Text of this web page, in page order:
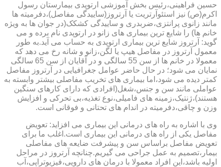
حسین فراهینی،رئیس بخش آموزشی ارتوپدی بیمارستان رسول
اکرم(ص) نیز استئوآرتریت یا آرتروز(ساییدگی مفاصل)،دفرمیته ها
مانند زانوی پرانتزی،ضربدری و ساییدگی کشکک(در جوان ها به ویژه
خانم ها) را شایع ترین بیماری های زانو در ارتوپدی نام برده و می
گوید: آرتروز شایع ترین بیماری ارتوپدی به حساب می آید.به طور
معمول آرتروز در مفاصل هیپ یا لگن،زانو و شانه رخ می دهد که
معمولا در خانم ها از سن 55 سالگی و در آقایان از سن 65 سالگی
نمایان می شود؛ در حال حاضر عوامل جغرافیایی در آرتروز مفاصل
کمتر دیده می شود،اما بیماری های تخریب مفاصلی بیشتر وابسته به
عواملی مانند سن و جنس،شغل(افرادی که دارای کارهای سنگین
هستند)،ژنتیک،زمینه های فامیلی،نوع تغذیه،بی تحرکی و افزایش
وزن و چاقی،دفرمیته در اندام های تحتانی و فوقانی است.
وی با اشاره به راه های درمانی این بیماری می افزاید: تعویض
مفاصل یکی از راه های درمانی این بیماری است.اغلب ما برای
تعویض مفاصل براساس سن و پیشرفت ضایعه های مفاصلی
بیمار،تصمیم به عمل جراحی می گیریم.چنانچه آرتروز در مراحل
اولیه باشد،این افراد معمولا با درمان های دارویی،فیزیوتراپی،آب